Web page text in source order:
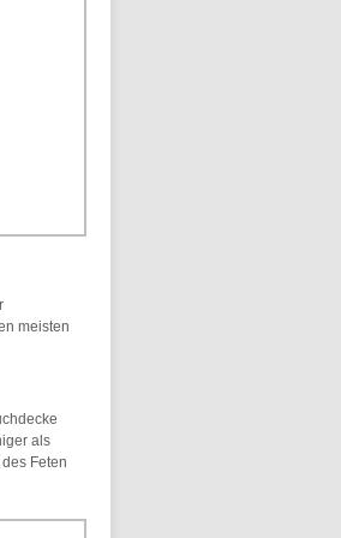
meisten
als
Feten